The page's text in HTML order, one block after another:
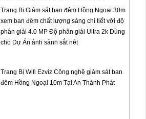
Trang Bị Giám sát ban đêm Hồng Ngoại 30m
xem ban đêm chất lượng sáng chi tiết với độ
phân giải 4.0 MP Độ phân giải Ultra 2k Dùng
cho Dự Án ảnh sảnh sắt nét
Trang Bị Wifi Ezviz Công nghệ giám sát ban
đêm Hồng Ngoại 10m Tại An Thành Phát